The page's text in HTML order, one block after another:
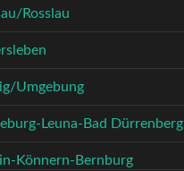
Rosslau
Umgebung
Leuna-Bad Dürrenberg
Könnern-Bernburg